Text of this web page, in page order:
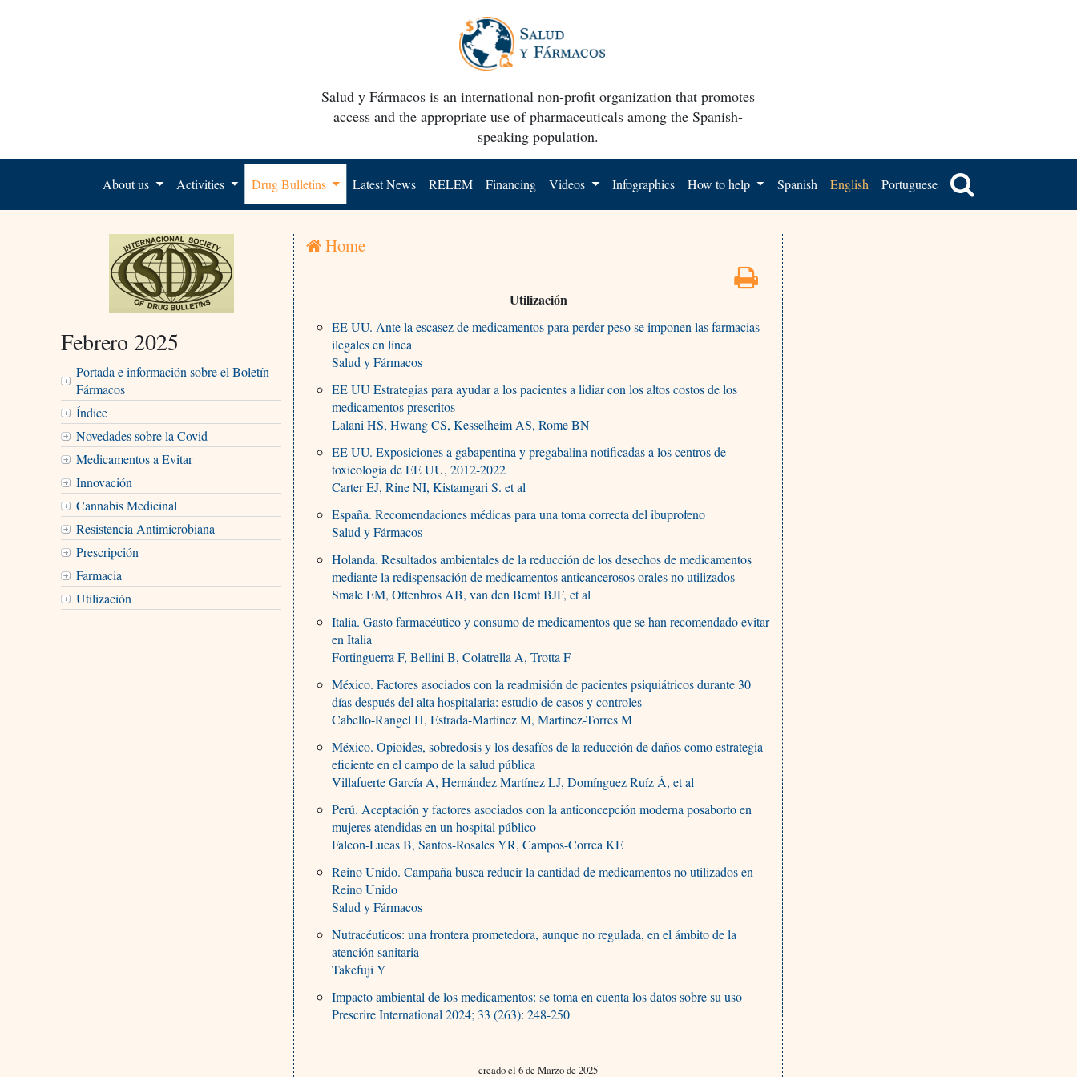
Salud y Fármacos is an international non-profit organization that promotes
access and the appropriate use of pharmaceuticals among the Spanish-
speaking population.
About us Activities Drug Bulletins Latest News RELEM Financing Videos Infographics How to help Spanish English Portuguese
Febrero 2025
Portada e información sobre el Boletín
Fármacos
Índice
Novedades sobre la Covid
Medicamentos a Evitar
Innovación
Cannabis Medicinal
Resistencia Antimicrobiana
Prescripción
Farmacia
Utilización
Home
Utilización
EE UU. Ante la escasez de medicamentos para perder peso se imponen las farmacias
ilegales en línea
Salud y Fármacos
EE UU Estrategias para ayudar a los pacientes a lidiar con los altos costos de los
medicamentos prescritos
Lalani HS, Hwang CS, Kesselheim AS, Rome BN
EE UU. Exposiciones a gabapentina y pregabalina notificadas a los centros de
toxicología de EE UU, 2012-2022
Carter EJ, Rine NI, Kistamgari S. et al
España. Recomendaciones médicas para una toma correcta del ibuprofeno
Salud y Fármacos
Holanda. Resultados ambientales de la reducción de los desechos de medicamentos
mediante la redispensación de medicamentos anticancerosos orales no utilizados
Smale EM, Ottenbros AB, van den Bemt BJF, et al
Italia. Gasto farmacéutico y consumo de medicamentos que se han recomendado evitar
en Italia
Fortinguerra F, Bellini B, Colatrella A, Trotta F
México. Factores asociados con la readmisión de pacientes psiquiátricos durante 30
días después del alta hospitalaria: estudio de casos y controles
Cabello-Rangel H, Estrada-Martínez M, Martinez-Torres M
México. Opioides, sobredosis y los desafíos de la reducción de daños como estrategia
eficiente en el campo de la salud pública
Villafuerte García A, Hernández Martínez LJ, Domínguez Ruíz Á, et al
Perú. Aceptación y factores asociados con la anticoncepción moderna posaborto en
mujeres atendidas en un hospital público
Falcon-Lucas B, Santos-Rosales YR, Campos-Correa KE
Reino Unido. Campaña busca reducir la cantidad de medicamentos no utilizados en
Reino Unido
Salud y Fármacos
Nutracéuticos: una frontera prometedora, aunque no regulada, en el ámbito de la
atención sanitaria
Takefuji Y
Impacto ambiental de los medicamentos: se toma en cuenta los datos sobre su uso
Prescrire International 2024; 33 (263): 248-250
creado el 6 de Marzo de 2025